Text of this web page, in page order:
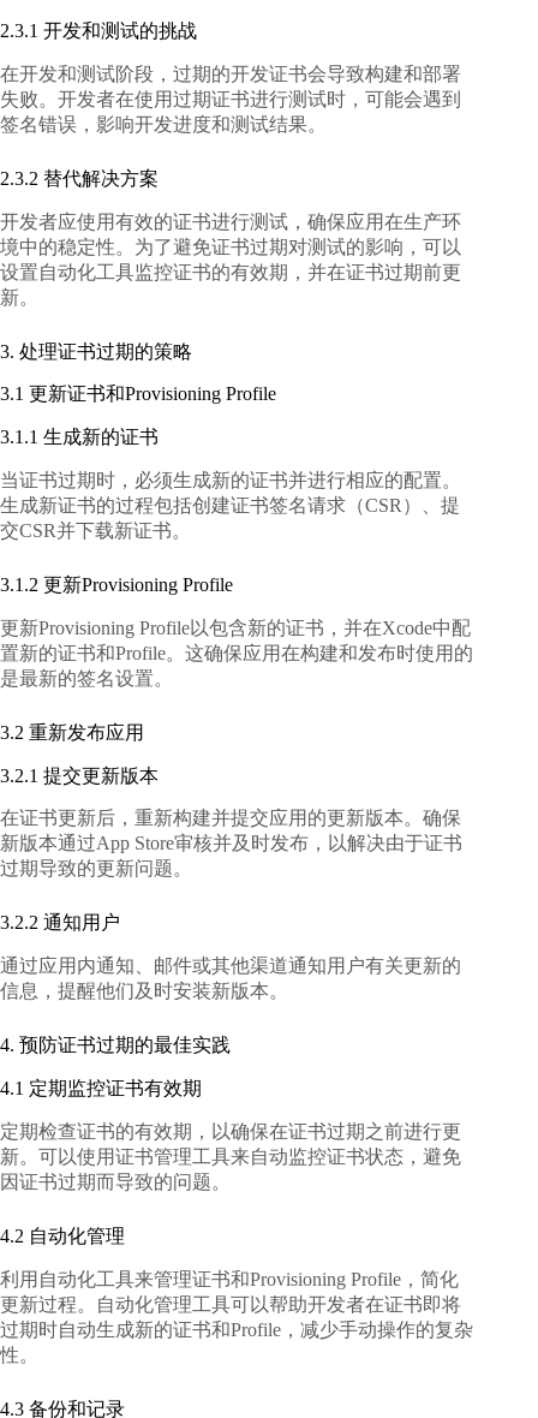
2.3.1 开发和测试的挑战
在开发和测试阶段，过期的开发证书会导致构建和部署
失败。开发者在使用过期证书进行测试时，可能会遇到
签名错误，影响开发进度和测试结果。
2.3.2 替代解决方案
开发者应使用有效的证书进行测试，确保应用在生产环
境中的稳定性。为了避免证书过期对测试的影响，可以
设置自动化工具监控证书的有效期，并在证书过期前更
新。
3. 处理证书过期的策略
3.1 更新证书和Provisioning Profile
3.1.1 生成新的证书
当证书过期时，必须生成新的证书并进行相应的配置。
生成新证书的过程包括创建证书签名请求（CSR）、提
交CSR并下载新证书。
3.1.2 更新Provisioning Profile
更新Provisioning Profile以包含新的证书，并在Xcode中配
置新的证书和Profile。这确保应用在构建和发布时使用的
是最新的签名设置。
3.2 重新发布应用
3.2.1 提交更新版本
在证书更新后，重新构建并提交应用的更新版本。确保
新版本通过App Store审核并及时发布，以解决由于证书
过期导致的更新问题。
3.2.2 通知用户
通过应用内通知、邮件或其他渠道通知用户有关更新的
信息，提醒他们及时安装新版本。
4. 预防证书过期的最佳实践
4.1 定期监控证书有效期
定期检查证书的有效期，以确保在证书过期之前进行更
新。可以使用证书管理工具来自动监控证书状态，避免
因证书过期而导致的问题。
4.2 自动化管理
利用自动化工具来管理证书和Provisioning Profile，简化
更新过程。自动化管理工具可以帮助开发者在证书即将
过期时自动生成新的证书和Profile，减少手动操作的复杂
性。
4.3 备份和记录